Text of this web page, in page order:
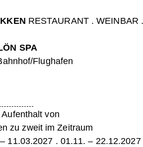
RESTAURANT . WEINBAR
SPA
Flughafen
von
zu zweit im Zeitraum
11.03.2027 . 01.11. – 22.12.2027